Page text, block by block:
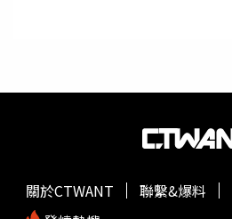
關於CTWANT 聯繫&爆料